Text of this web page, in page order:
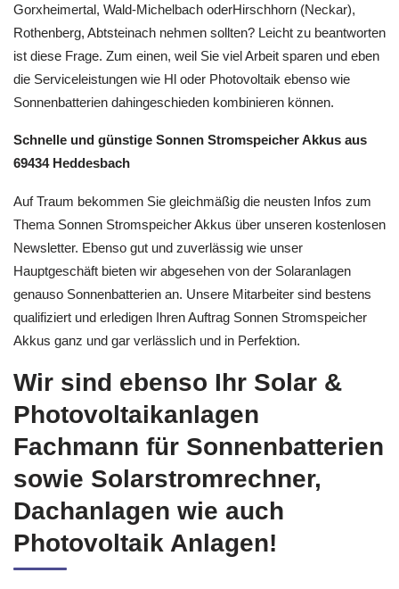
Gorxheimertal, Wald-Michelbach oderHirschhorn (Neckar),
Rothenberg, Abtsteinach nehmen sollten? Leicht zu beantworten
ist diese Frage. Zum einen, weil Sie viel Arbeit sparen und eben
die Serviceleistungen wie Hl oder Photovoltaik ebenso wie
Sonnenbatterien dahingeschieden kombinieren können.
Schnelle und günstige Sonnen Stromspeicher Akkus aus
69434 Heddesbach
Auf Traum bekommen Sie gleichmäßig die neusten Infos zum
Thema Sonnen Stromspeicher Akkus über unseren kostenlosen
Newsletter. Ebenso gut und zuverlässig wie unser
Hauptgeschäft bieten wir abgesehen von der Solaranlagen
genauso Sonnenbatterien an. Unsere Mitarbeiter sind bestens
qualifiziert und erledigen Ihren Auftrag Sonnen Stromspeicher
Akkus ganz und gar verlässlich und in Perfektion.
Wir sind ebenso Ihr Solar &
Photovoltaikanlagen
Fachmann für Sonnenbatterien
sowie Solarstromrechner,
Dachanlagen wie auch
Photovoltaik Anlagen!